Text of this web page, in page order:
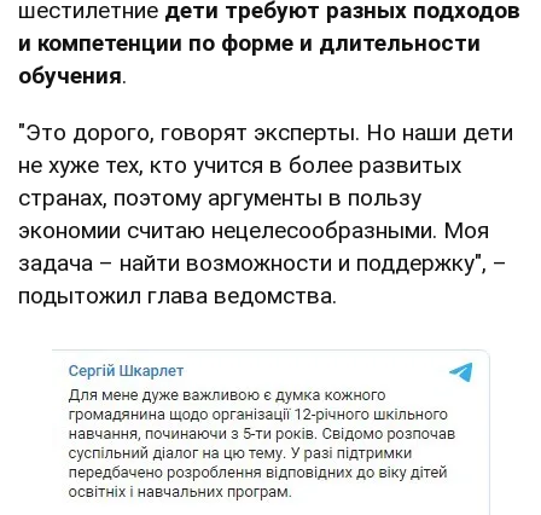
шестилетние дети требуют разных подходов
и компетенции по форме и длительности
обучения.
"Это дорого, говорят эксперты. Но наши дети
не хуже тех, кто учится в более развитых
странах, поэтому аргументы в пользу
экономии считаю нецелесообразными. Моя
задача – найти возможности и поддержку", –
подытожил глава ведомства.